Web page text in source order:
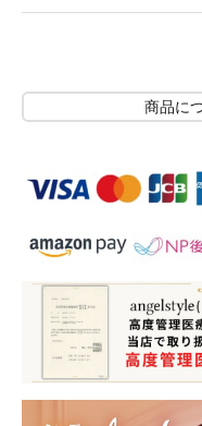
商品に